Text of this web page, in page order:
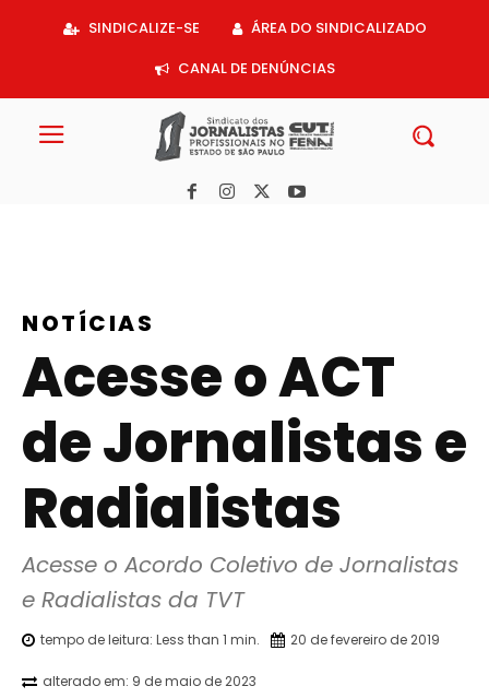
SINDICALIZE-SE
ÁREA DO SINDICALIZADO
CANAL DE DENÚNCIAS
NOTÍCIAS
Acesse o ACT
de Jornalistas e
Radialistas
Acesse o Acordo Coletivo de Jornalistas
e Radialistas da TVT
tempo de leitura: Less than 1 min. 20 de fevereiro de 2019
alterado em: 9 de maio de 2023